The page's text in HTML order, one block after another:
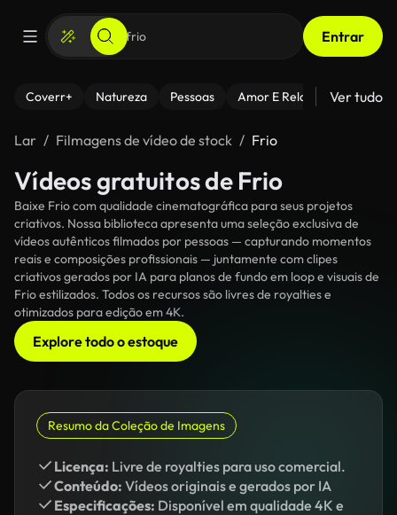
Entrar
Coverr+ Natureza Pessoas Amor E Relacionamentos
Ver tudo
Lar Filmagens de vídeo de stock Frio
Vídeos gratuitos de Frio
Baixe Frio com qualidade cinematográfica para seus projetos
criativos. Nossa biblioteca apresenta uma seleção exclusiva de
vídeos autênticos filmados por pessoas — capturando momentos
reais e composições profissionais — juntamente com clipes
criativos gerados por IA para planos de fundo em loop e visuais de
Frio estilizados. Todos os recursos são livres de royalties e
otimizados para edição em 4K.
Explore todo o estoque
Resumo da Coleção de Imagens
Licença: Livre de royalties para uso comercial.
Conteúdo: Vídeos originais e gerados por IA
Especificações: Disponível em qualidade 4K e